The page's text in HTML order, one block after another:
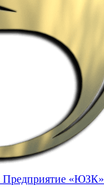
Предприятие «ЮЗК»